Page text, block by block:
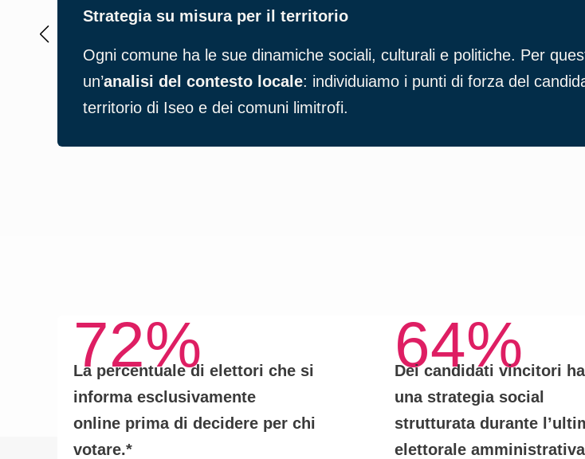
Strategia su misura per il territorio
Ogni comune ha le sue dinamiche sociali, culturali e politiche. Per
un’analisi del contesto locale: individuiamo i punti di forza del
territorio di Iseo e dei comuni limitrofi.
72%
La percentuale di elettori che si
informa esclusivamente
online prima di decidere per chi
votare.*
64%
Dei candidati vincitori
una strategia social
strutturatadurante
elettorale